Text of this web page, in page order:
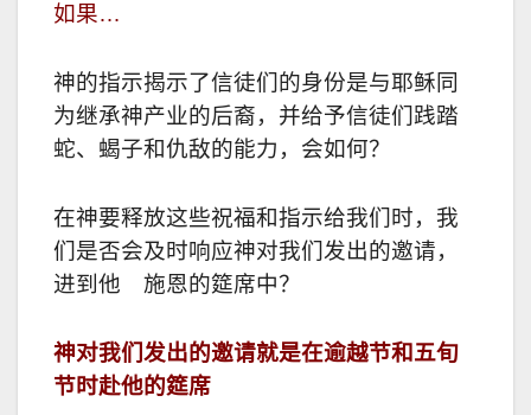
如果…
神的指示揭示了信徒们的身份是与耶稣同
为继承神产业的后裔，并给予信徒们践踏
蛇、蝎子和仇敌的能力，会如何？
在神要释放这些祝福和指示给我们时，我
们是否会及时响应神对我们发出的邀请，
进到他 施恩的筵席中？
神对我们发出的邀请就是在逾越节和五旬
节时赴他的筵席